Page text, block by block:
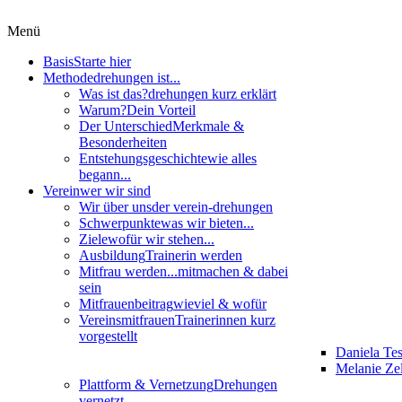
Menü
BasisStarte hier
Methodedrehungen ist...
Was ist das?drehungen kurz erklärt
Warum?Dein Vorteil
Der UnterschiedMerkmale &
Besonderheiten
Entstehungsgeschichtewie alles
begann...
Vereinwer wir sind
Wir über unsder verein-drehungen
Schwerpunktewas wir bieten...
Zielewofür wir stehen...
AusbildungTrainerin werden
Mitfrau werden...mitmachen & dabei
sein
Mitfrauenbeitragwieviel & wofür
VereinsmitfrauenTrainerinnen kurz
vorgestellt
Daniela
Melanie
Plattform & VernetzungDrehungen